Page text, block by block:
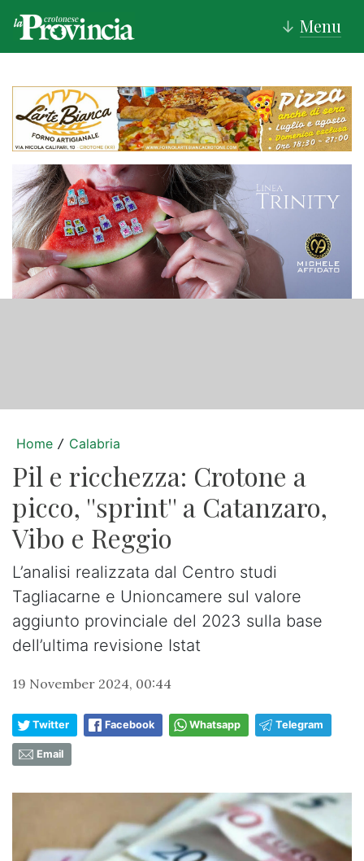
↓ Menu
Home / Calabria
Pil e ricchezza: Crotone a
picco, ''sprint'' a Catanzaro,
Vibo e Reggio
L’analisi realizzata dal Centro studi
Tagliacarne e Unioncamere sul valore
aggiunto provinciale del 2023 sulla base
dell’ultima revisione Istat
19 November 2024, 00:44
Twitter Facebook Whatsapp Telegram
Email